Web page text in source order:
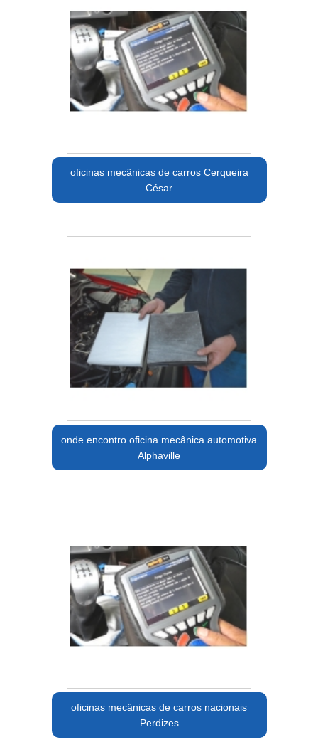
oficinas mecânicas de carros Cerqueira
César
onde encontro oficina mecânica automotiva
Alphaville
oficinas mecânicas de carros nacionais
Perdizes